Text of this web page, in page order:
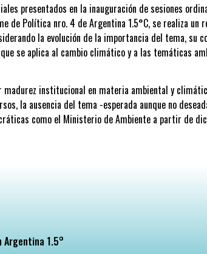
presentados en la inauguración de sesiones
de Política nro. 4 de Argentina 1.5°C, se realiza
la evolución de la importancia del tema, su
se aplica al cambio climático y a las temáticas
madurez institucional en materia ambiental y
la ausencia del tema -esperada aunque no
como el Ministerio de Ambiente a partir de
1.5°